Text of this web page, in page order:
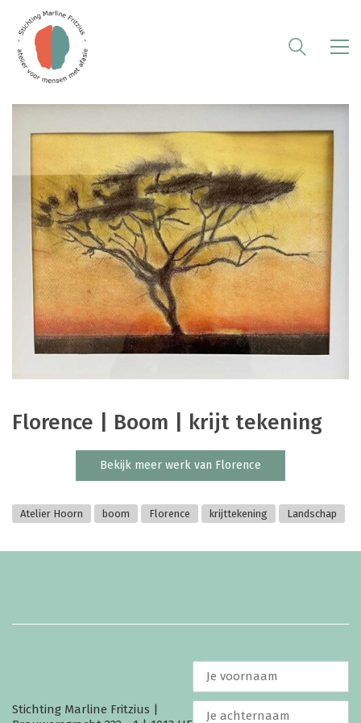
Florence | Boom | krijt tekening
Bekijk meer werk van Florence
Atelier Hoorn boom Florence krijttekening Landschap
Stichting Marline Fritzius |